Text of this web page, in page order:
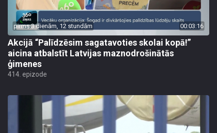
pirms 3 dienām, 12 stundām 00:03:16
Akcijā “Palīdzēsim sagatavoties skolai kopā!”
aicina atbalstīt Latvijas maznodrošinātās
ģimenes
414. epizode